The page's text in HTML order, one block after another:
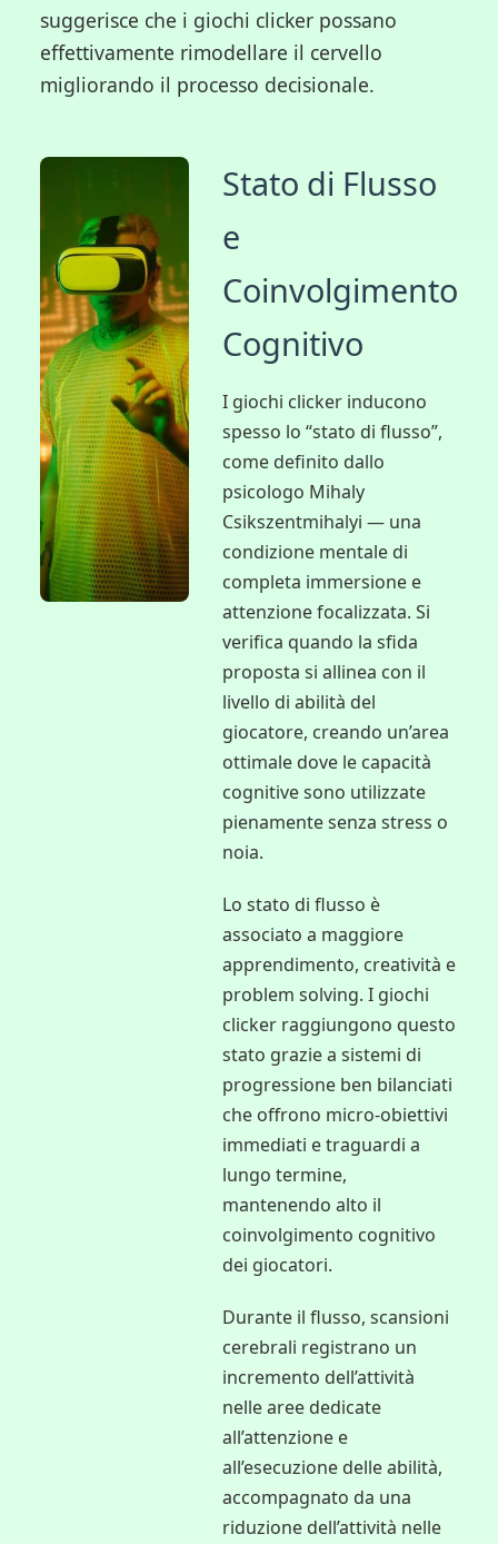
suggerisce che i giochi clicker possano
effettivamente rimodellare il cervello
migliorando il processo decisionale.
Stato di Flusso
e
Coinvolgimento
Cognitivo
I giochi clicker inducono
spesso lo “stato di flusso”,
come definito dallo
psicologo Mihaly
Csikszentmihalyi — una
condizione mentale di
completa immersione e
attenzione focalizzata. Si
verifica quando la sfida
proposta si allinea con il
livello di abilità del
giocatore, creando un’area
ottimale dove le capacità
cognitive sono utilizzate
pienamente senza stress o
noia.
Lo stato di flusso è
associato a maggiore
apprendimento, creatività e
problem solving. I giochi
clicker raggiungono questo
stato grazie a sistemi di
progressione ben bilanciati
che offrono micro-obiettivi
immediati e traguardi a
lungo termine,
mantenendo alto il
coinvolgimento cognitivo
dei giocatori.
Durante il flusso, scansioni
cerebrali registrano un
incremento dell’attività
nelle aree dedicate
all’attenzione e
all’esecuzione delle abilità,
accompagnato da una
riduzione dell’attività nelle